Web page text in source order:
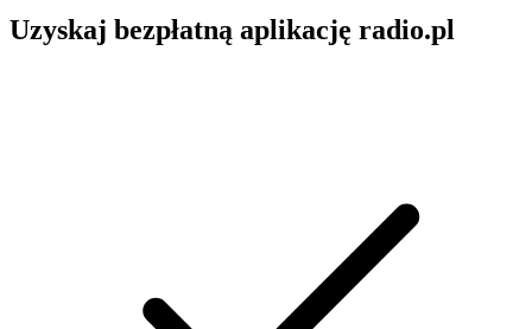
Uzyskaj bezpłatną aplikację radio.pl